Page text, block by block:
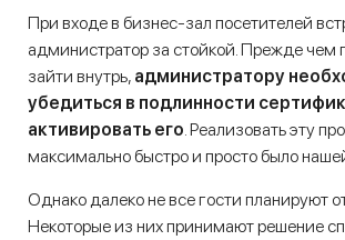
При входе в бизнес-зал посетителей
администратор за стойкой. Прежде чем
зайти внутрь, администратору
убедиться в подлинности
активировать его . Реализовать эту
максимально быстро и просто было
Однако далеко не все гости планируют
Некоторые из них принимают решение